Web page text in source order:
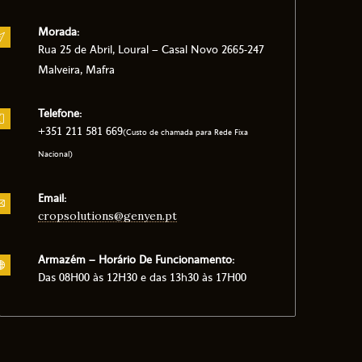
Morada:
Rua 25 de Abril, Loural – Casal Novo 2665-247
Malveira, Mafra
Telefone:
+351 211 581 669(Custo de chamada para Rede Fixa
Nacional)
Email:
cropsolutions@genyen.pt
Armazém – Horário De Funcionamento:
Das 08H00 às 12H30 e das 13h30 às 17H00